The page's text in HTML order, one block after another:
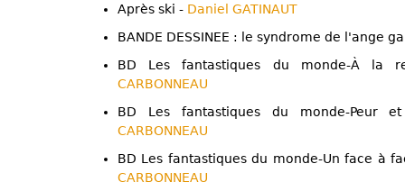
Après ski - Daniel GATINAUT
BANDE DESSINEE : le syndrome de l'ange
BD Les fantastiques du monde-À la
CARBONNEAU
BD Les fantastiques du monde-
CARBONNEAU
BD Les fantastiques du monde-Un face à
CARBONNEAU